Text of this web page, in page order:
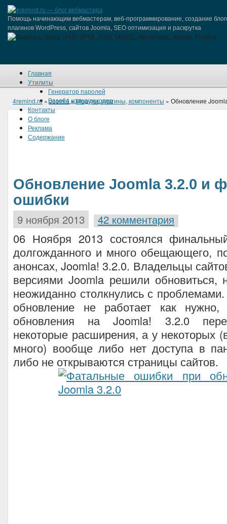
Помощь начинающим вебмастерам, веб-программирование, создание
плагинов WordPress, сайтов Joomla, SEO оптимизация и раскрутка
Главная
Утилиты
Генератор паролей
Base64 кодер/декодер
Контакты
О блоге
Реклама
Содержание
4remind.ru »Joomla»Модули, плагины, компоненты » Обновление
Обновление Joomla 3.2.0 и
ошибки
9 ноября 2013 42 комментария
06 Ноября 2013 состоялся
долгожданного и много обещающего,
анонсах, Joomla! 3.2.0. Владельцы
версиями Joomla решили обновиться,
неожиданно столкнулись с
обновление не работает как
обновления на Joomla! 3.2.0
некоторые расширения, а у некоторых
много) вообще либо нет доступа в
либо не открываются страницы сайтов.